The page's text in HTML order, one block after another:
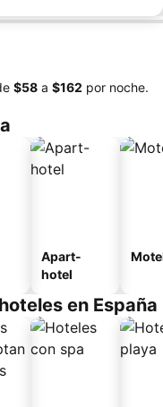
‎$58 a ‎$162 por noche.
Apart-
hotel
en España